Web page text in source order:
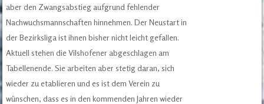
aber den Zwangsabstieg aufgrund fehlender
Nachwuchsmannschaften hinnehmen. Der Neustart in
der Bezirksliga ist ihnen bisher nicht leicht gefallen.
Aktuell stehen die Vilshofener abgeschlagen am
Tabellenende. Sie arbeiten aber stetig daran, sich
wieder zu etablieren und es ist dem Verein zu
wünschen, dass es in den kommenden Jahren wieder